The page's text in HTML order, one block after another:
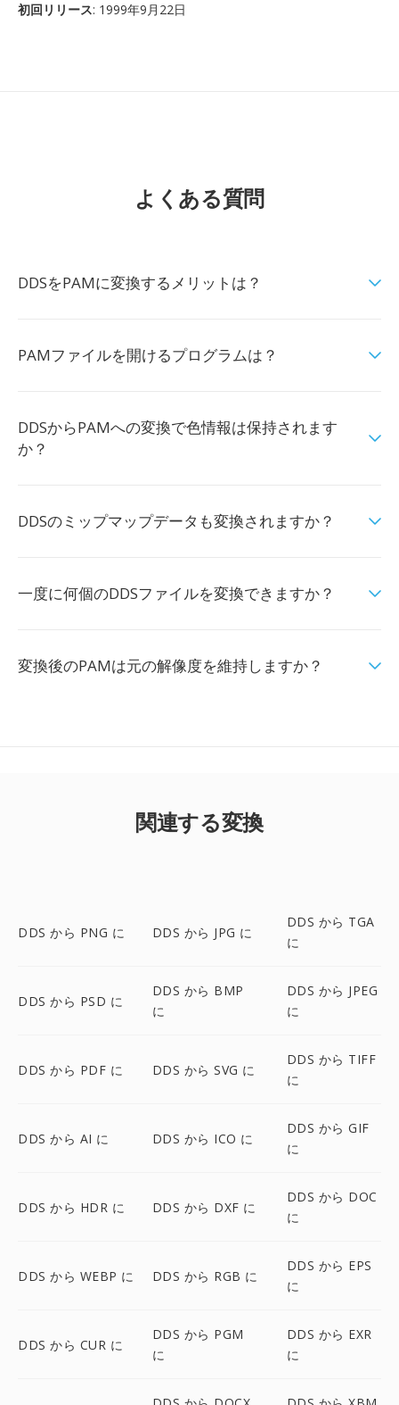
初回リリース: 1999年9月22日
よくある質問
DDSをPAMに変換するメリットは？
PAMファイルを開けるプログラムは？
DDSからPAMへの変換で色情報は保持されます
か？
DDSのミップマップデータも変換されますか？
一度に何個のDDSファイルを変換できますか？
変換後のPAMは元の解像度を維持しますか？
関連する変換
DDS から PNG に DDS から JPG に
DDS から TGA
に
DDS から PSD に
DDS から BMP
に
DDS から JPEG
に
DDS から PDF に DDS から SVG に
DDS から TIFF
に
DDS から AI に DDS から ICO に
DDS から GIF
に
DDS から HDR に DDS から DXF に
DDS から DOC
に
DDS から WEBP に DDS から RGB に
DDS から EPS
に
DDS から CUR に
DDS から PGM
に
DDS から EXR
に